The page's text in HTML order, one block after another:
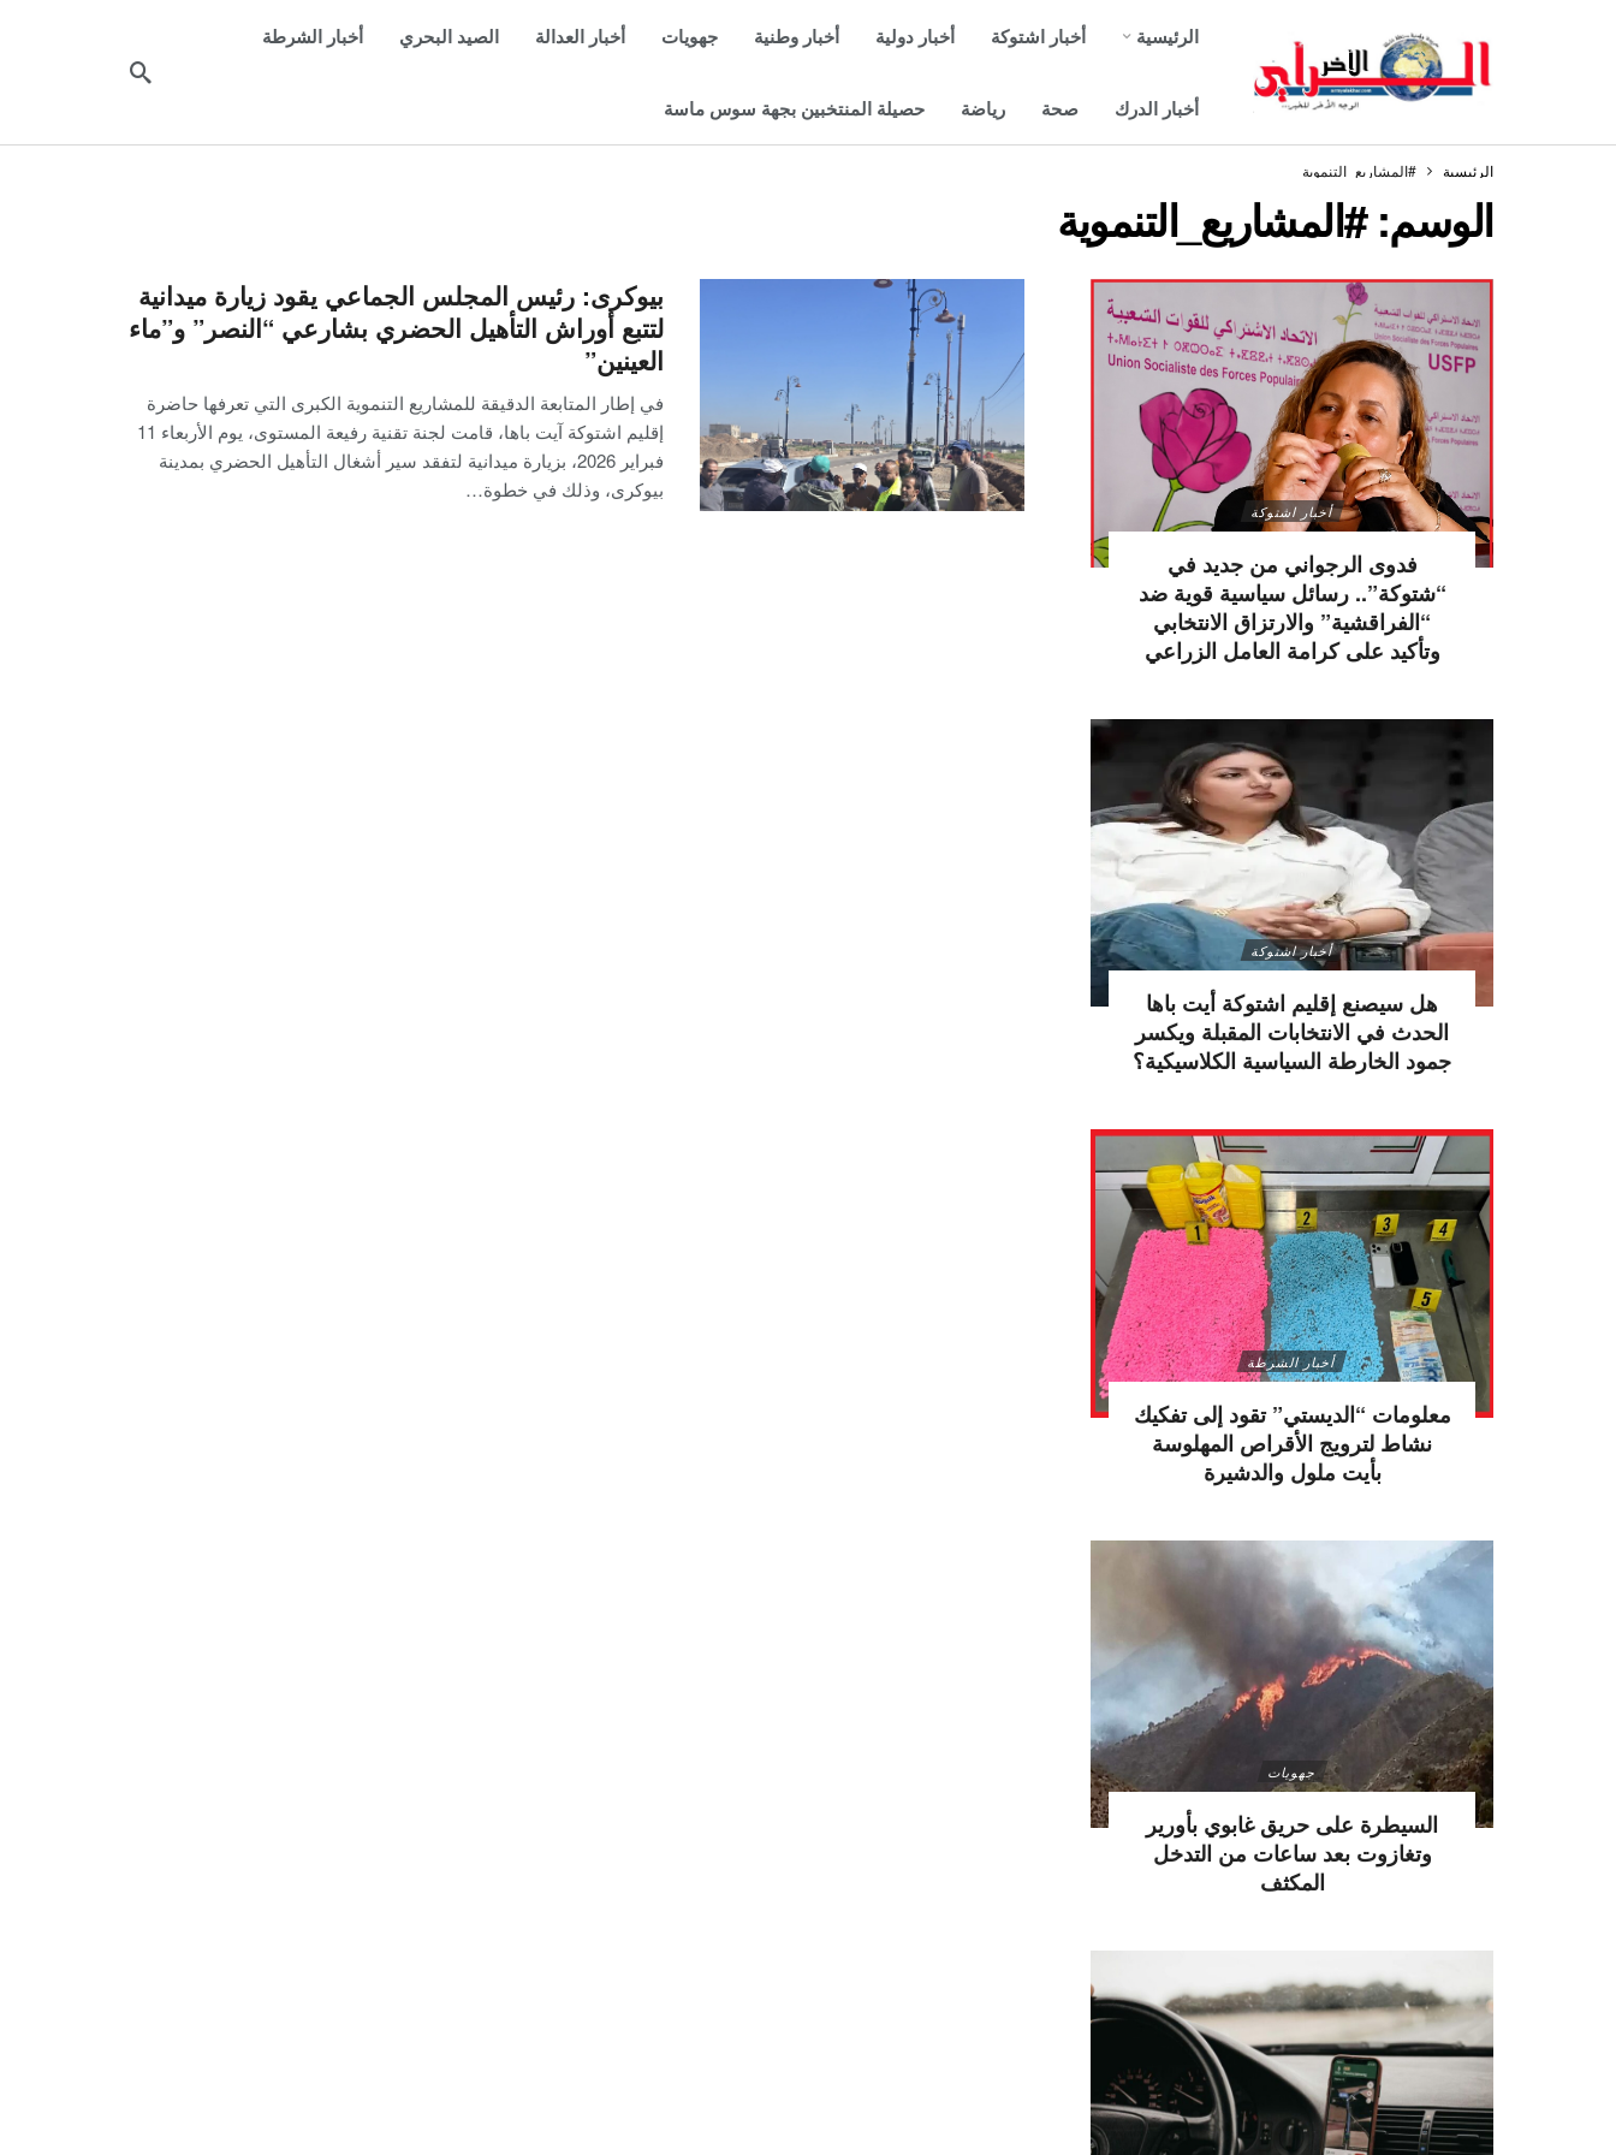
الرئيسية أخبار اشتوكة أخبار دولية أخبار وطنية جهويات أخبار العدالة الصيد البحري أخبار الشرطة
أخبار الدرك صحة رياضة حصيلة المنتخبين بجهة سوس ماسة
الرئيسية #المشاريع_التنموية
الوسم:#المشاريع_التنموية
بيوكرى: رئيس المجلس الجماعي يقود زيارة ميدانية
لتتبع أوراش التأهيل الحضري بشارعي “النصر” و”ماء
العينين”
في إطار المتابعة الدقيقة للمشاريع التنموية الكبرى التي تعرفها حاضرة
إقليم اشتوكة آيت باها، قامت لجنة تقنية رفيعة المستوى، يوم الأربعاء 11
فبراير 2026، بزيارة ميدانية لتفقد سير أشغال التأهيل الحضري بمدينة
بيوكرى، وذلك في خطوة…
أخبار اشتوكة
فدوى الرجواني من جديد في
“شتوكة”.. رسائل سياسية قوية ضد
“الفراقشية” والارتزاق الانتخابي
وتأكيد على كرامة العامل الزراعي
أخبار اشتوكة
هل سيصنع إقليم اشتوكة أيت باها
الحدث في الانتخابات المقبلة ويكسر
جمود الخارطة السياسية الكلاسيكية؟
أخبار الشرطة
معلومات “الديستي” تقود إلى تفكيك
نشاط لترويج الأقراص المهلوسة
بأيت ملول والدشيرة
جهويات
السيطرة على حريق غابوي بأورير
وتغازوت بعد ساعات من التدخل
المكثف